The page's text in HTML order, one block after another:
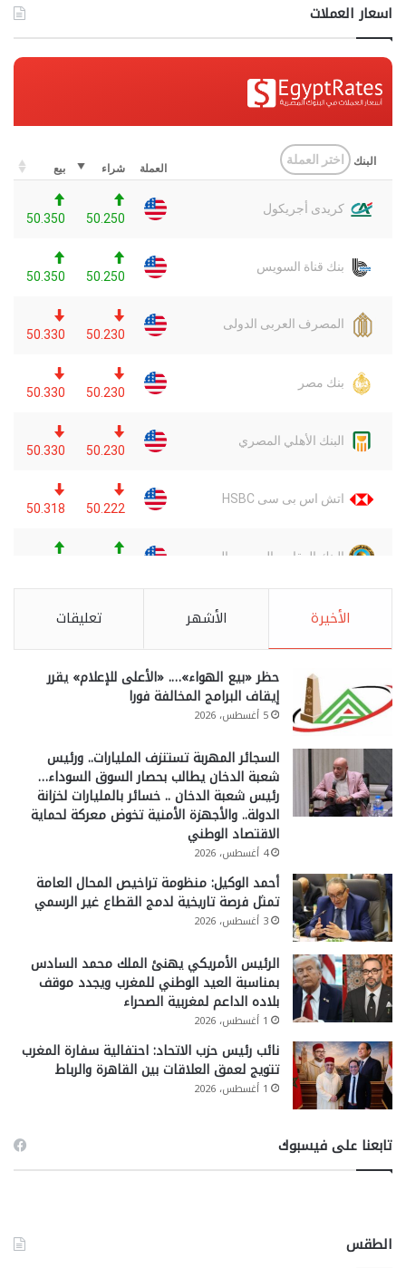
اسعار العملات
الأخيرة الأشهر تعليقات
حظر «بيع الهواء»…. «الأعلى للإعلام» يقرر
إيقاف البرامج المخالفة فورا
5 أغسطس، 2026
السجائر المهربة تستنزف المليارات.. ورئيس
شعبة الدخان يطالب بحصار السوق السوداء…
رئيس شعبة الدخان .. خسائر بالمليارات لخزانة
الدولة.. والأجهزة الأمنية تخوض معركة لحماية
الاقتصاد الوطني
4 أغسطس، 2026
أحمد الوكيل: منظومة تراخيص المحال العامة
تمثل فرصة تاريخية لدمج القطاع غير الرسمي
3 أغسطس، 2026
الرئيس الأمريكي يهنئ الملك محمد السادس
بمناسبة العيد الوطني للمغرب ويجدد موقف
بلاده الداعم لمغربية الصحراء
1 أغسطس، 2026
نائب رئيس حزب الاتحاد: احتفالية سفارة المغرب
تتويج لعمق العلاقات بين القاهرة والرباط
1 أغسطس، 2026
تابعنا على فيسبوك
الطقس